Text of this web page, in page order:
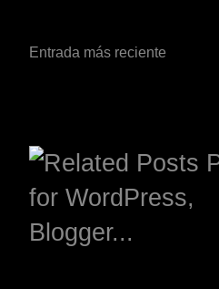
Entrada más reciente